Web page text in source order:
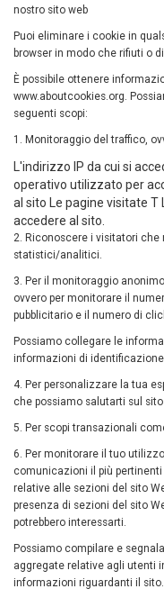
nostro sito web
Puoi eliminare i cookie in
browser in modo che rifiuti o
È possibile ottenere
www.aboutcookies.org.
seguenti scopi:
1. Monitoraggio del traffico,
L'indirizzo IP da cui si
operativo utilizzato per
al sito Le pagine visitate
accedere al sito.
2. Riconoscere i visitatori che
statistici/analitici.
3. Per il monitoraggio
ovvero per monitorare il
pubblicitario e il numero di
Possiamo collegare le
informazioni di
4. Per personalizzare la tua
che possiamo salutarti sul
5. Per scopi transazionali
6. Per monitorare il tuo
comunicazioni il più pertinenti
relative alle sezioni del sito
presenza di sezioni del sito
potrebbero interessarti.
Possiamo compilare e
aggregate relative agli utenti
informazioni riguardanti il sito.